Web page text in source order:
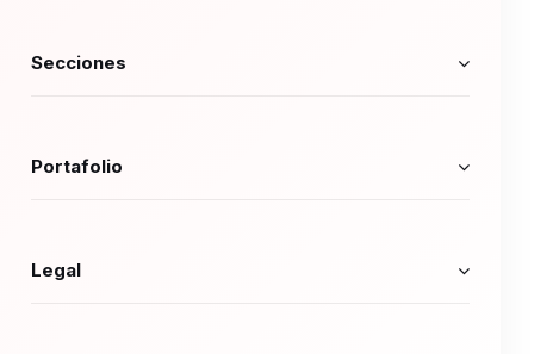
Secciones
Portafolio
Legal